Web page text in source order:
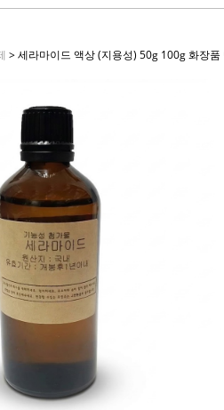
> 세라마이드 액상 (지용성) 50g 100g 화장품